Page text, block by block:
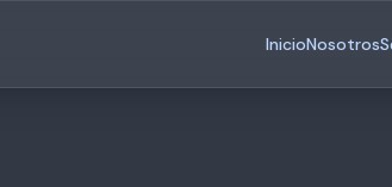
InicioNosotros